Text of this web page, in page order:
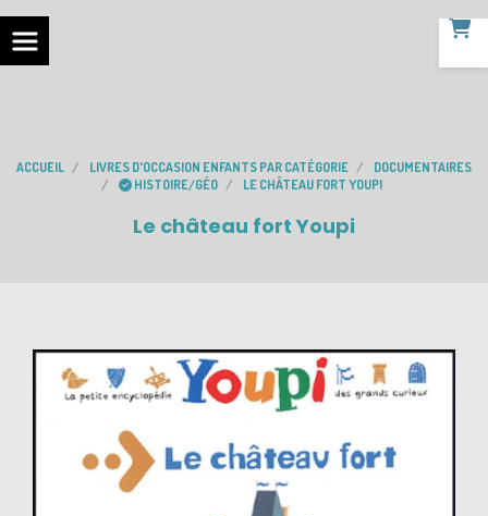
ACCUEIL LIVRES D'OCCASION ENFANTS PAR CATÉGORIE
DOCUMENTAIRES
HISTOIRE/GÉO
LE CHÂTEAU FORT YOUPI
Le château fort Youpi